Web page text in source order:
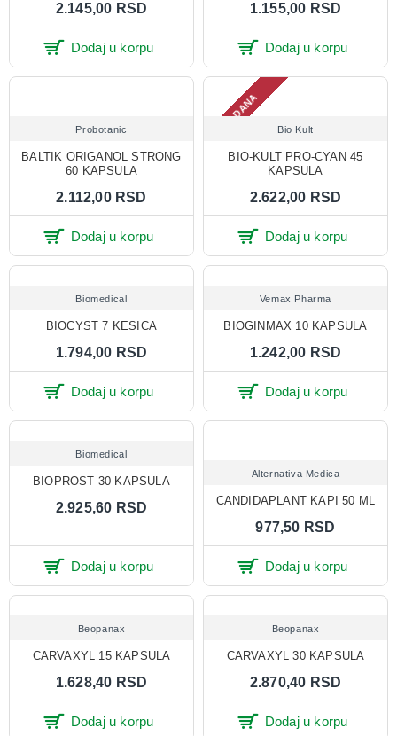
2.145,00 RSD
Dodaj u korpu
1.155,00 RSD
Dodaj u korpu
Probotanic
BALTIK ORIGANOL STRONG
60 KAPSULA
2.112,00 RSD
Dodaj u korpu
2-3 DANA Bio Kult
BIO-KULT PRO-CYAN 45
KAPSULA
2.622,00 RSD
Dodaj u korpu
Biomedical
BIOCYST 7 KESICA
1.794,00 RSD
Dodaj u korpu
Vemax Pharma
BIOGINMAX 10 KAPSULA
1.242,00 RSD
Dodaj u korpu
Biomedical
BIOPROST 30 KAPSULA
2.925,60 RSD
Dodaj u korpu
Alternativa Medica
CANDIDAPLANT KAPI 50 ML
977,50 RSD
Dodaj u korpu
Beopanax
CARVAXYL 15 KAPSULA
1.628,40 RSD
Dodaj u korpu
Beopanax
CARVAXYL 30 KAPSULA
2.870,40 RSD
Dodaj u korpu